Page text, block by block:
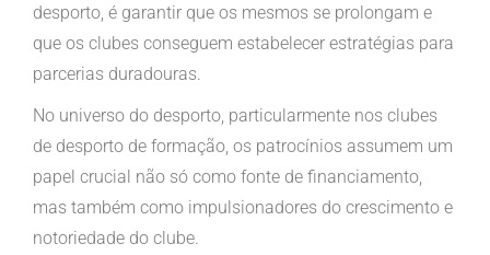
desporto, é garantir que os mesmos se prolongam e
que os clubes conseguem estabelecer estratégias para
parcerias duradouras.
No universo do desporto, particularmente nos clubes
de desporto de formação, os patrocínios assumem um
papel crucial não só como fonte de financiamento,
mas também como impulsionadores do crescimento e
notoriedade do clube.